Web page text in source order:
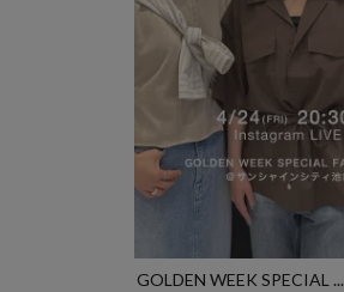
GOLDEN WEEK SPECIAL ...